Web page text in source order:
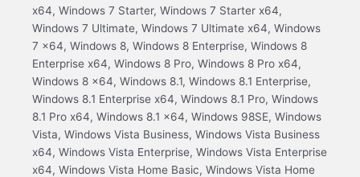
x64, Windows 7 Starter, Windows 7 Starter x64,
Windows 7 Ultimate, Windows 7 Ultimate x64, Windows
7 x64, Windows 8, Windows 8 Enterprise, Windows 8
Enterprise x64, Windows 8 Pro, Windows 8 Pro x64,
Windows 8 x64, Windows 8.1, Windows 8.1 Enterprise,
Windows 8.1 Enterprise x64, Windows 8.1 Pro, Windows
8.1 Pro x64, Windows 8.1 x64, Windows 98SE, Windows
Vista, Windows Vista Business, Windows Vista Business
x64, Windows Vista Enterprise, Windows Vista Enterprise
x64, Windows Vista Home Basic, Windows Vista Home